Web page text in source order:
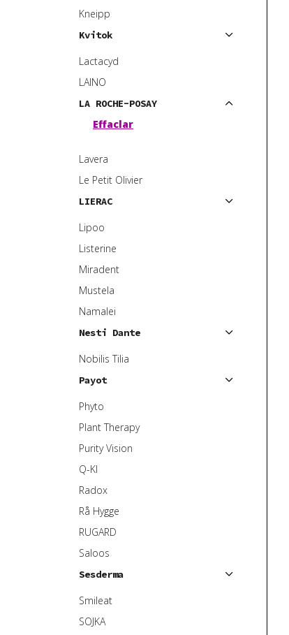
Kneipp
Kvitok
Lactacyd
LAINO
LA ROCHE-POSAY
Effaclar
Lavera
Le Petit Olivier
LIERAC
Lipoo
Listerine
Miradent
Mustela
Namalei
Nesti Dante
Nobilis Tilia
Payot
Phyto
Plant Therapy
Purity Vision
Q-KI
Radox
Rå Hygge
RUGARD
Saloos
Sesderma
Smileat
SOJKA